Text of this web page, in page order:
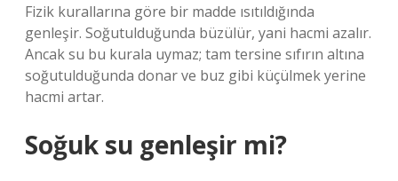
Fizik kurallarına göre bir madde ısıtıldığında
genleşir. Soğutulduğunda büzülür, yani hacmi azalır.
Ancak su bu kurala uymaz; tam tersine sıfırın altına
soğutulduğunda donar ve buz gibi küçülmek yerine
hacmi artar.
Soğuk su genleşir mi?